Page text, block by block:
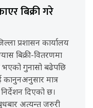
बिक्री गरे
प्रशासन कार्यालय
बिक्री-वितरणमा
भएको गुनासो बढेपछि
कानुनअनुसार मात्र
निर्देशन दिएको छ।
अत्यन्त जरुरी